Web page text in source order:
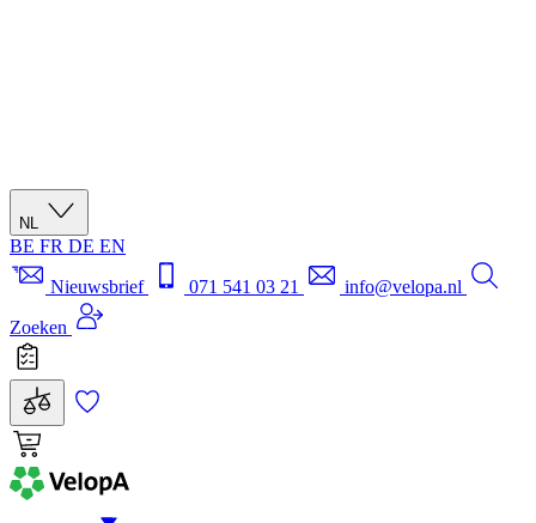
NL
BE FR DE EN
Nieuwsbrief
071 541 03 21
info@velopa.nl
Zoeken